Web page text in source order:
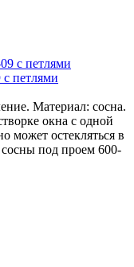
петлями
Материал: сосна.
окна с одной
может остекляться в
под проем 600-